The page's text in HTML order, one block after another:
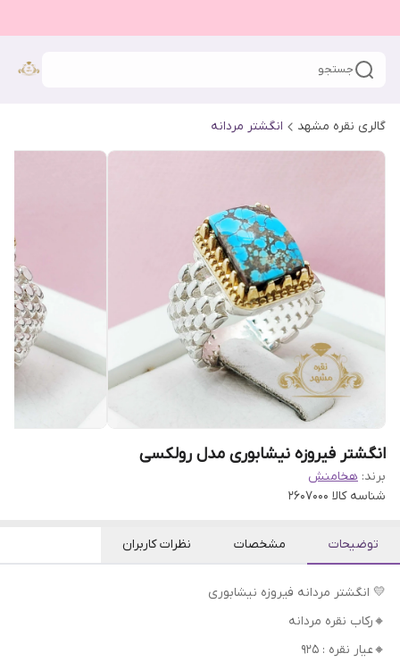
جستجو
گالری نقره مشهد انگشتر مردانه
انگشتر فیروزه نیشابوری مدل رولکسی
برند: هخامنش
شناسه کالا 2607000
توضیحات مشخصات نظرات کاربران
💛 انگشتر مردانه فیروزه نیشابوری
🔸رکاب نقره مردانه
🔸عیار نقره : 925